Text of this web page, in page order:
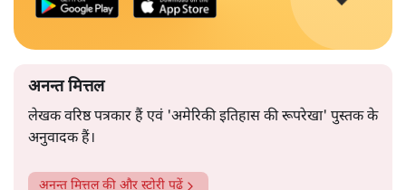
अनन्त मित्तल
लेखक वरिष्ठ पत्रकार हैं एवं 'अमेरिकी इतिहास की रूपरेखा' पुस्तक के
अनुवादक हैं।
अनन्त मित्तलकी और स्टोरी पढ़ें